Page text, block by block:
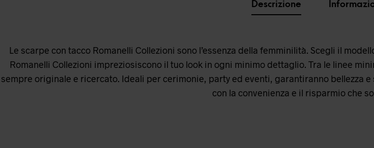
Descrizione
Le scarpe con tacco Romanelli Collezioni sono l’essenza della femminilità. Scegli il
Romanelli Collezioni impreziosiscono il tuo look in ogni minimo dettaglio. Tra le linee
sempre originale e ricercato. Ideali per cerimonie, party ed eventi, garantiranno bellezza
con la convenienza e il risparmio che